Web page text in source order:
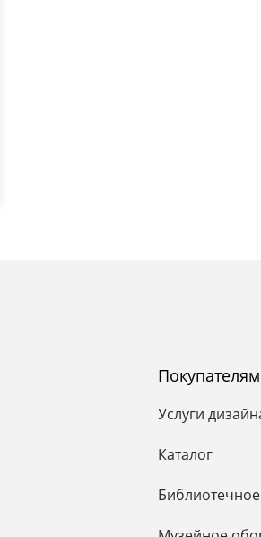
Покупателям
Услуги
Каталог